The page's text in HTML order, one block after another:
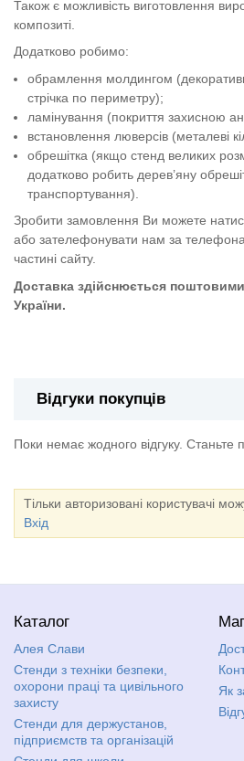
Також є можливість виготовлення
композиті.
Додатково робимо:
обрамлення молдингом
стрічка по периметру);
ламінування (покриття захисною
встановлення люверсів (металеві
обрешітка (якщо стенд великих
додатково робить дерев’яну
транспортування).
Зробити замовлення Ви можете
або зателефонувати нам за
частині сайту.
Доставка здійснюється
України.
Відгуки покупців
Поки немає жодного відгуку. Станьте
Тільки авторизовані користувачі
Вхід
Каталог
Алея Слави
Стенди з техніки безпеки,
охорони праці та цивільного
захисту
Стенди для держустанов,
підприємств та організацій
Як